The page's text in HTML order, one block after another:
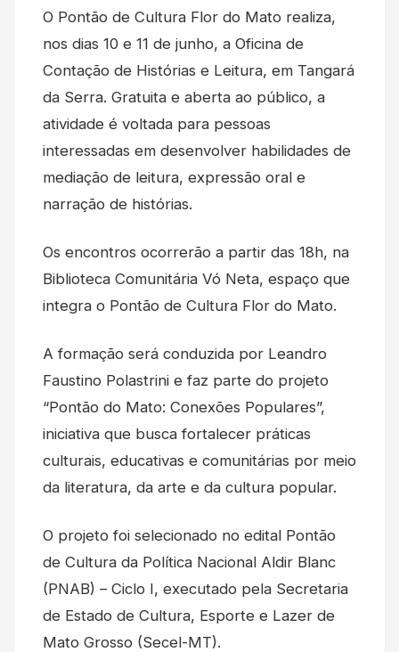
O Pontão de Cultura Flor do Mato realiza,
nos dias 10 e 11 de junho, a Oficina de
Contação de Histórias e Leitura, em Tangará
da Serra. Gratuita e aberta ao público, a
atividade é voltada para pessoas
interessadas em desenvolver habilidades de
mediação de leitura, expressão oral e
narração de histórias.
Os encontros ocorrerão a partir das 18h, na
Biblioteca Comunitária Vó Neta, espaço que
integra o Pontão de Cultura Flor do Mato.
A formação será conduzida por Leandro
Faustino Polastrini e faz parte do projeto
“Pontão do Mato: Conexões Populares”,
iniciativa que busca fortalecer práticas
culturais, educativas e comunitárias por meio
da literatura, da arte e da cultura popular.
O projeto foi selecionado no edital Pontão
de Cultura da Política Nacional Aldir Blanc
(PNAB) – Ciclo I, executado pela Secretaria
de Estado de Cultura, Esporte e Lazer de
Mato Grosso (Secel-MT).